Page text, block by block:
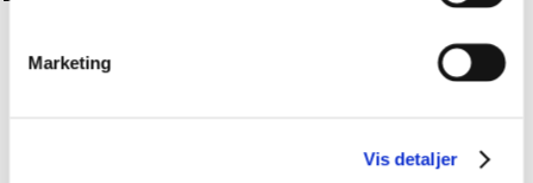
Marketing
Vis detaljer